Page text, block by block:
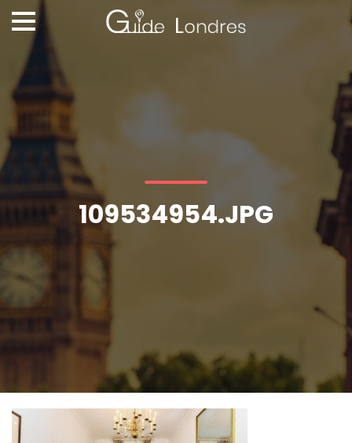
109534954.JPG